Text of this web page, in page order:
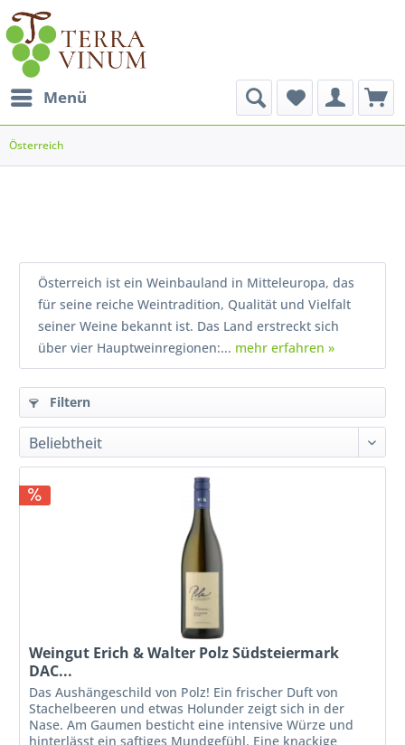
Menü
Österreich
Österreich ist ein Weinbauland in Mitteleuropa, das
für seine reiche Weintradition, Qualität und Vielfalt
seiner Weine bekannt ist. Das Land erstreckt sich
über vier Hauptweinregionen:... mehr erfahren »
Filtern
Weingut Erich & Walter Polz Südsteiermark
DAC...
Das Aushängeschild von Polz! Ein frischer Duft von
Stachelbeeren und etwas Holunder zeigt sich in der
Nase. Am Gaumen besticht eine intensive Würze und
hinterlässt ein saftiges Mundgefühl. Eine knackige